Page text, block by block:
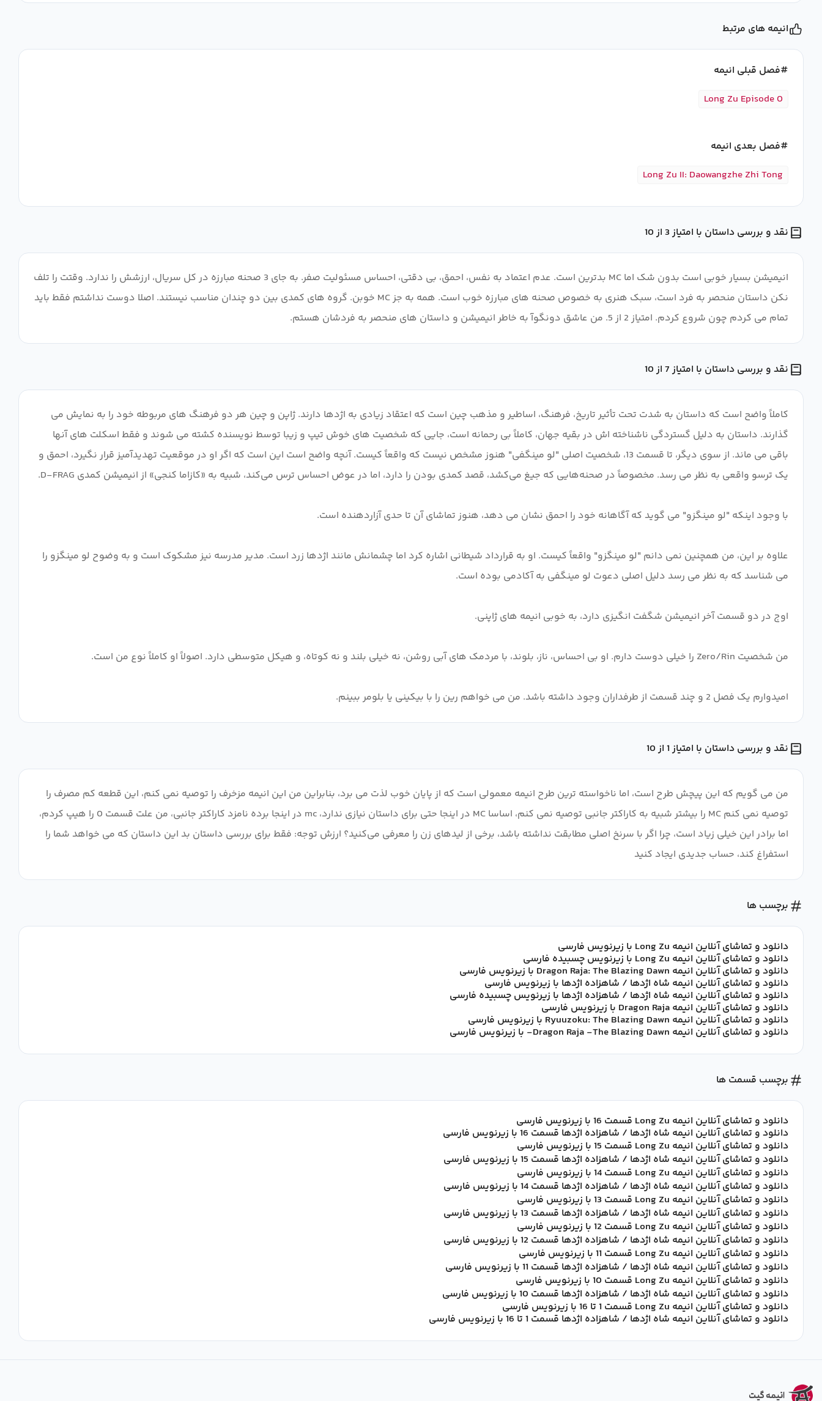
انیمه های مرتبط
فصل قبلی انیمه
Long Zu Episode 0
فصل بعدی انیمه
Long Zu II: Daowangzhe Zhi Tong
نقد و بررسی داستان با امتیاز 3 از 10
انیمیشن بسیار خوبی است بدون شک اما MC بدترین است. عدم اعتماد به نفس، احمق، بی دقتی، احساس مسئولیت صفر. به جای 3 صحنه مبارزه در کل سریال، ارزشش را ندارد. وقتت را تلف
نکن داستان منحصر به فرد است، سبک هنری به خصوص صحنه های مبارزه خوب است. همه به جز MC خوبن. گروه های کمدی بین دو چندان مناسب نیستند. اصلا دوست نداشتم فقط باید
تمام می کردم چون شروع کردم. امتیاز 2 از 5. من عاشق دونگوآ به خاطر انیمیشن و داستان های منحصر به فردشان هستم.
نقد و بررسی داستان با امتیاز 7 از 10
کاملاً واضح است که داستان به شدت تحت تأثیر تاریخ، فرهنگ، اساطیر و مذهب چین است که اعتقاد زیادی به اژدها دارند. ژاپن و چین هر دو فرهنگ های مربوطه خود را به نمایش می
گذارند. داستان به دلیل گستردگی ناشناخته اش در بقیه جهان، کاملاً بی رحمانه است، جایی که شخصیت های خوش تیپ و زیبا توسط نویسنده کشته می شوند و فقط اسکلت های آنها
باقی می ماند. از سوی دیگر، تا قسمت 13، شخصیت اصلی "لو مینگفی" هنوز مشخص نیست که واقعاً کیست. آنچه واضح است این است که اگر او در موقعیت تهدیدآمیز قرار نگیرد، احمق و
علاوه بر این، من همچنین نمی دانم "لو مینگزو" واقعاً کیست. او به قرارداد شیطانی اشاره کرد اما چشمانش مانند اژدها زرد است. مدیر مدرسه نیز مشکوک است و به وضوح لو مینگزو را
امیدوارم یک فصل 2 و چند قسمت از طرفداران وجود داشته باشد. من می خواهم رین را با بیکینی یا بلومر ببینم.
نقد و بررسی داستان با امتیاز 1 از 10
من می گویم که این پیچش طرح است، اما ناخواسته ترین طرح انیمه معمولی است که از پایان خوب لذت می برد، بنابراین من این انیمه مزخرف را توصیه نمی کنم، این قطعه کم مصرف را
توصیه نمی کنم MC را بیشتر شبیه به کاراکتر جانبی توصیه نمی کنم، اساسا MC در اینجا حتی برای داستان نیازی ندارد، mc در اینجا برده نامزد کاراکتر جانبی، من علت قسمت 0 را هیپ کردم،
اما برادر این خیلی زیاد است، چرا اگر با سرنخ اصلی مطابقت نداشته باشد، برخی از لیدهای زن را معرفی می‌کنید؟ ارزش توجه: فقط برای بررسی داستان بد این داستان که می خواهد شما را
استفراغ کند، حساب جدیدی ایجاد کنید
برچسب ها
دانلود و تماشای آنلاین انیمه Long Zu با زیرنویس فارسی
دانلود و تماشای آنلاین انیمه Long Zu با زیرنویس چسبیده فارسی
دانلود و تماشای آنلاین انیمه Dragon Raja: The Blazing Dawn با زیرنویس فارسی
دانلود و تماشای آنلاین انیمه شاه اژدها / شاهزاده اژدها با زیرنویس فارسی
دانلود و تماشای آنلاین انیمه شاه اژدها / شاهزاده اژدها با زیرنویس چسبیده فارسی
دانلود و تماشای آنلاین انیمه Dragon Raja با زیرنویس فارسی
دانلود و تماشای آنلاین انیمه Ryuuzoku: The Blazing Dawn با زیرنویس فارسی
دانلود و تماشای آنلاین انیمه Dragon Raja -The Blazing Dawn- با زیرنویس فارسی
برچسب قسمت ها
دانلود و تماشای آنلاین انیمه Long Zu قسمت 16 با زیرنویس فارسی
دانلود و تماشای آنلاین انیمه شاه اژدها / شاهزاده اژدها قسمت 16 با زیرنویس فارسی
دانلود و تماشای آنلاین انیمه Long Zu قسمت 15 با زیرنویس فارسی
دانلود و تماشای آنلاین انیمه شاه اژدها / شاهزاده اژدها قسمت 15 با زیرنویس فارسی
دانلود و تماشای آنلاین انیمه Long Zu قسمت 14 با زیرنویس فارسی
دانلود و تماشای آنلاین انیمه شاه اژدها / شاهزاده اژدها قسمت 14 با زیرنویس فارسی
دانلود و تماشای آنلاین انیمه Long Zu قسمت 13 با زیرنویس فارسی
دانلود و تماشای آنلاین انیمه شاه اژدها / شاهزاده اژدها قسمت 13 با زیرنویس فارسی
دانلود و تماشای آنلاین انیمه Long Zu قسمت 12 با زیرنویس فارسی
دانلود و تماشای آنلاین انیمه شاه اژدها / شاهزاده اژدها قسمت 12 با زیرنویس فارسی
دانلود و تماشای آنلاین انیمه Long Zu قسمت 11 با زیرنویس فارسی
دانلود و تماشای آنلاین انیمه شاه اژدها / شاهزاده اژدها قسمت 11 با زیرنویس فارسی
دانلود و تماشای آنلاین انیمه Long Zu قسمت 10 با زیرنویس فارسی
دانلود و تماشای آنلاین انیمه شاه اژدها / شاهزاده اژدها قسمت 10 با زیرنویس فارسی
دانلود و تماشای آنلاین انیمه Long Zu قسمت 1 تا 16 با زیرنویس فارسی
دانلود و تماشای آنلاین انیمه شاه اژدها / شاهزاده اژدها قسمت 1 تا 16 با زیرنویس فارسی